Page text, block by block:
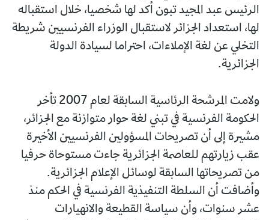
الرئيس عبد المجيد تبون أكد لها شخصيا، خلال استقباله
لها، استعداد الجزائر لاستقبال الوزراء الفرنسيين شريطة
التخلي عن لغة الإملاءات، احتراما لسيادة الدولة
الجزائرية.
ولامت المرشحة الرئاسية السابقة لعام 2007 تأخر
الحكومة الفرنسية في تبني لغة حوار متوازنة مع الجزائر،
مشيرة إلى أن تصريحات المسؤولين الفرنسيين الأخيرة
عقب زيارتهم للعاصمة الجزائرية جاءت مستوحاة حرفيا
من تصريحاتها السابقة لوسائل الإعلام الجزائرية.
وأضافت أن السلطة التنفيذية الفرنسية في الحكم منذ
عشر سنوات، وأن سياسة القطيعة والانهيارات